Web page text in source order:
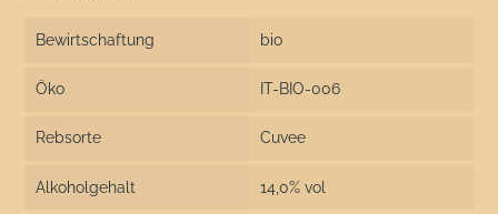
Bewirtschaftung bio
Öko IT-BIO-006
Rebsorte Cuvee
Alkoholgehalt 14,0% vol